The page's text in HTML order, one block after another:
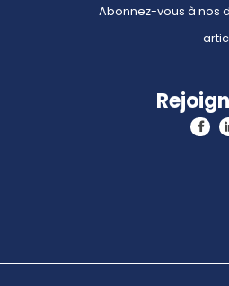
Abonnez-vous à nos